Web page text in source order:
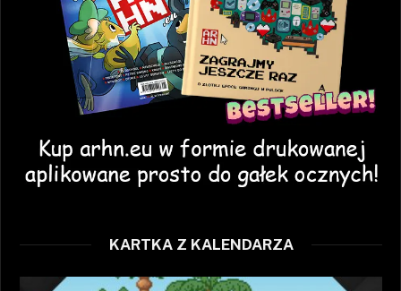
KARTKA Z KALENDARZA